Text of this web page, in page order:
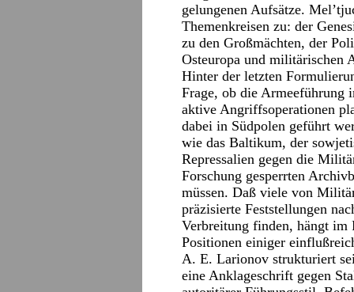
gelungenen Aufsätze.
Themenkreisen zu: der
zu den Großmächten, der
Osteuropa und militärischen
Hinter der letzten
Frage, ob die Armeeführung
aktive Angriffsoperationen
dabei in Südpolen geführt
wie das Baltikum, der
Repressalien gegen die
Forschung gesperrten
müssen. Daß viele von
präzisierte Feststellungen
Verbreitung finden, hängt im
Positionen einiger
A. E. Larionov strukturiert
eine Anklageschrift gegen